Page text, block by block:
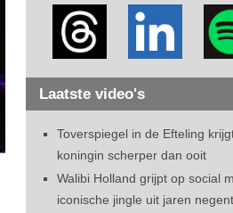
Laatste video's
Toverspiegel in de Efteling
koningin scherper dan ooit
Walibi Holland grijpt op social
iconische jingle uit jaren